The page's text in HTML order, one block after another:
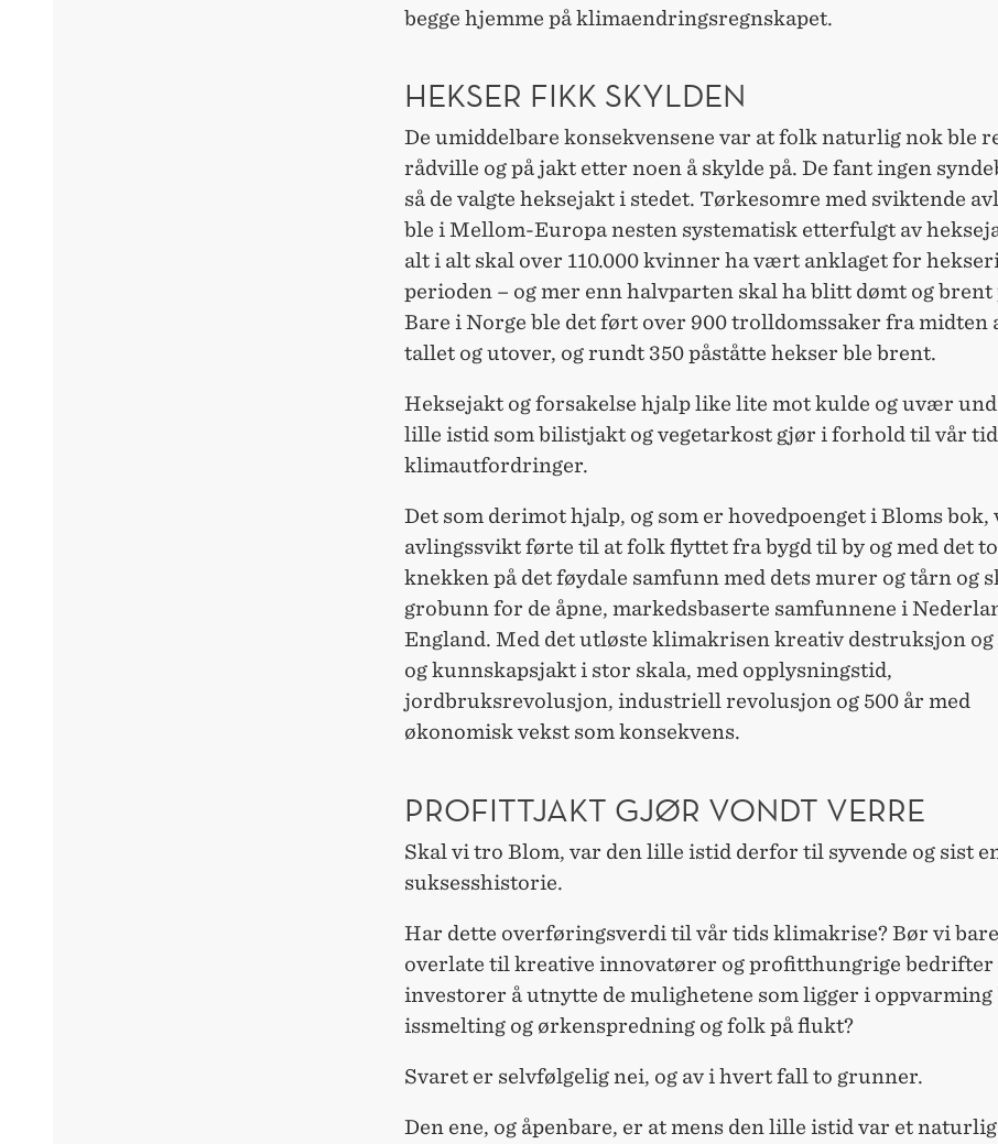
begge hjemme på klimaendringsregnskapet.
HEKSER FIKK SKYLDEN
De umiddelbare konsekvensene var at folk naturlig nok ble
rådville og på jakt etter noen å skylde på. De fant ingen
så de valgte heksejakt i stedet. Tørkesomre med sviktende
ble i Mellom-Europa nesten systematisk etterfulgt av
alt i alt skal over 110.000 kvinner ha vært anklaget for
perioden – og mer enn halvparten skal ha blitt dømt og brent
Bare i Norge ble det ført over 900 trolldomssaker fra midten
tallet og utover, og rundt 350 påståtte hekser ble brent.
Heksejakt og forsakelse hjalp like lite mot kulde og uvær
lille istid som bilistjakt og vegetarkost gjør i forhold til vår
klimautfordringer.
Det som derimot hjalp, og som er hovedpoenget i Bloms bok,
avlingssvikt førte til at folk flyttet fra bygd til by og med det
knekken på det føydale samfunn med dets murer og tårn og
grobunn for de åpne, markedsbaserte samfunnene i
England. Med det utløste klimakrisen kreativ destruksjon
og kunnskapsjakt i stor skala, med opplysningstid,
jordbruksrevolusjon, industriell revolusjon og 500 år med
økonomisk vekst som konsekvens.
PROFITTJAKT GJØR VONDT VERRE
Skal vi tro Blom, var den lille istid derfor til syvende og sist
suksesshistorie.
Har dette overføringsverdi til vår tids klimakrise? Bør vi bare
overlate til kreative innovatører og profitthungrige bedrifter
investorer å utnytte de mulighetene som ligger i oppvarming
issmelting og ørkenspredning og folk på flukt?
Svaret er selvfølgelig nei, og av i hvert fall to grunner.
Den ene, og åpenbare, er at mens den lille istid var et naturlig